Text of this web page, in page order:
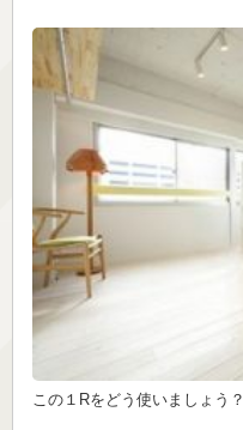
この１Rをどう使いましょう？